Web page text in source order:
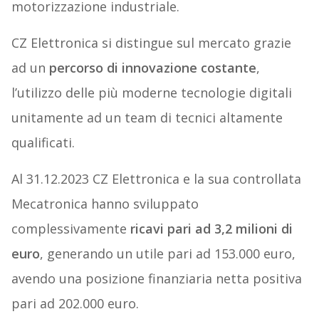
motorizzazione industriale.
CZ Elettronica si distingue sul mercato grazie
ad un percorso di innovazione costante,
l’utilizzo delle più moderne tecnologie digitali
unitamente ad un team di tecnici altamente
qualificati.
Al 31.12.2023 CZ Elettronica e la sua controllata
Mecatronica hanno sviluppato
complessivamente ricavi pari ad 3,2 milioni di
euro, generando un utile pari ad 153.000 euro,
avendo una posizione finanziaria netta positiva
pari ad 202.000 euro.